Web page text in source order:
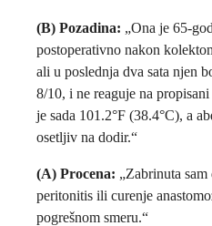
(B) Pozadina: „Ona je 65-
postoperativno nakon
ali u poslednja dva sata njen
8/10, i ne reaguje na
je sada 101.2°F (38.4°C), a
osetljiv na dodir.“
(A) Procena: „Zabrinuta
peritonitis ili curenje
pogrešnom smeru.“